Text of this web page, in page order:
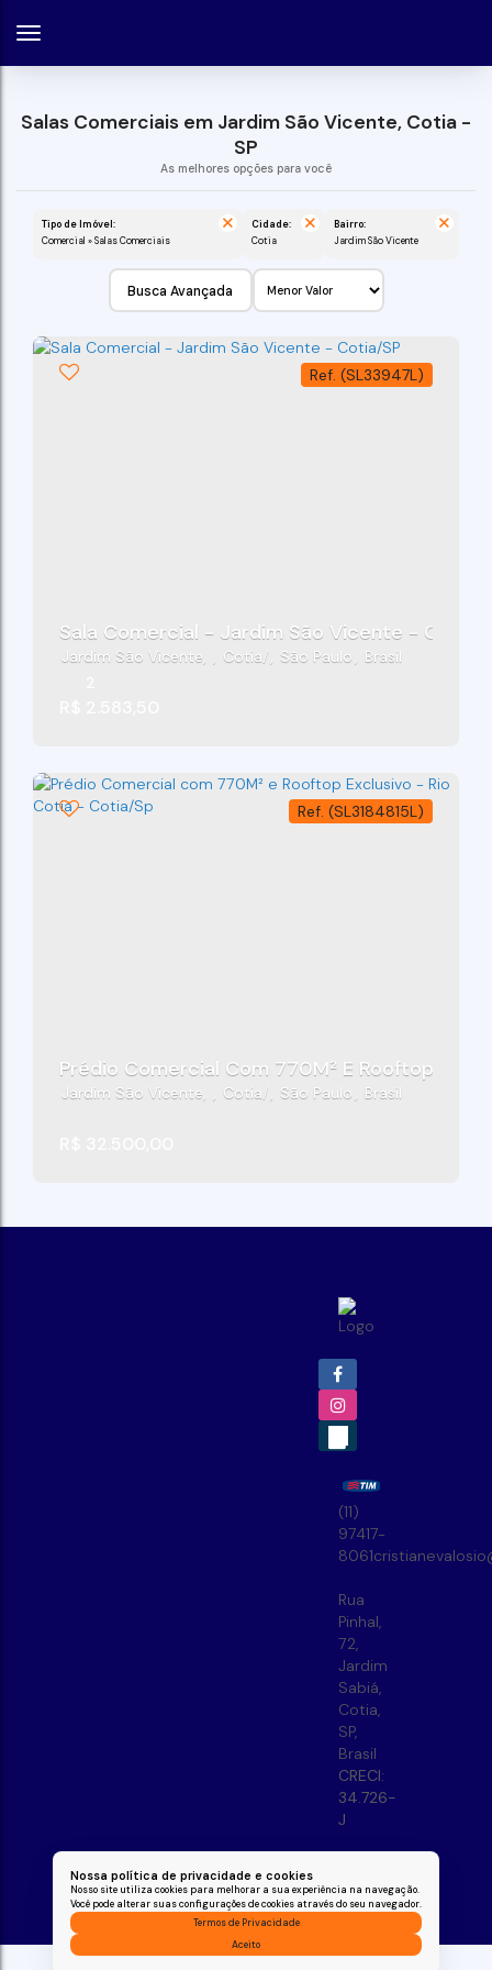
Nossa política de privacidade e cookies
Nosso site utiliza cookies para melhorar a sua experiência na navegação.
Você pode alterar suas configurações de cookies através do seu navegador.
Termos de Privacidade
Aceito
Salas Comerciais em Jardim São Vicente, Cotia -
SP
Tipo de Imóvel:
Comercial » Salas Comerciais
Cidade:
Cotia
Bairro:
Jardim São Vicente
Busca Avançada
(SL33947L)
Sala Comercial - Jardim São Vicente - Cotia/
Jardim São Vicente Cotia São Paulo
Brasil
(SL3184815L)
Prédio Comercial Com 770M² E Rooftop
Jardim São Vicente Cotia São Paulo Brasil
(11)
97417-
8061
Rua
Pinhal,
72,
Jardim
Sabiá,
Cotia,
SP,
Brasil
CRECI:
34.726-
J